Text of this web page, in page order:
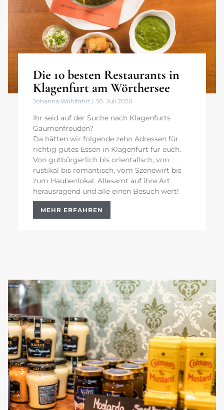
Die 10 besten Restaurants in
Klagenfurt am Wörthersee
Johanna Wohlfahrt 30. Juli 2020
Ihr seid auf der Suche nach Klagenfurts
Gaumenfreuden?
Da hätten wir folgende zehn Adressen für
richtig gutes Essen in Klagenfurt für euch.
Von gutbürgerlich bis orientalisch, von
rustikal bis romantisch, vom Szenewirt bis
zum Haubenlokal. Allesamt auf ihre Art
herausragend und alle einen Besuch wert!
MEHR ERFAHREN